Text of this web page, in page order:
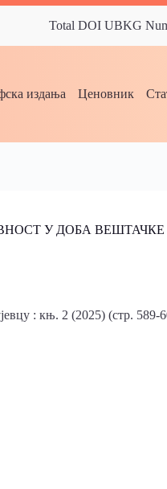
Total DOI UBKG
издања Ценовник
У ДОБА ВЕШТАЧКЕ
: књ. 2 (2025) (стр. 589-